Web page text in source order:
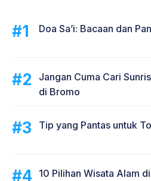
Doa Sa’i: Bacaan dan
Jangan Cuma Cari
di Bromo
Tip yang Pantas untuk
10 Pilihan Wisata Alam